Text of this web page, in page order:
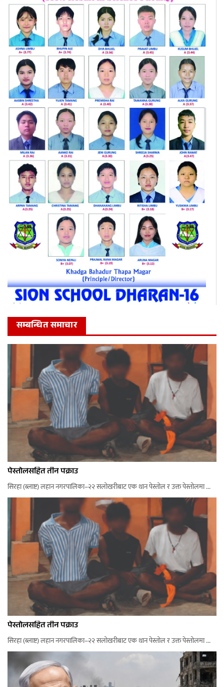
सम्बन्धित समाचार
पेस्तोलसहित तीन पक्राउ
सिरहा (ब्लाष्ट) लहान नगरपालिका–२२ सलोखरीबाट एक थान पेस्तोल र उक्त पेस्तोलमा ...
पेस्तोलसहित तीन पक्राउ
सिरहा (ब्लाष्ट) लहान नगरपालिका–२२ सलोखरीबाट एक थान पेस्तोल र उक्त पेस्तोलमा ...